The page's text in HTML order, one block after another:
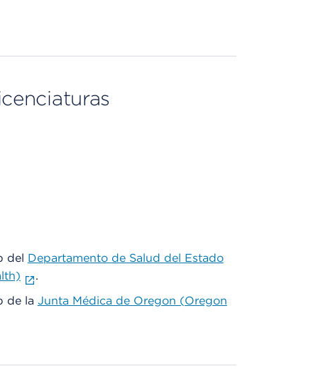
del Departamento de Salud del Estado
.
de la Junta Médica de Oregon (Oregon